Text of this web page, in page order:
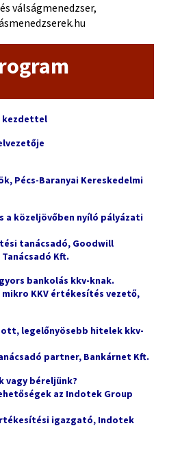
válságmenedzser,
kezdettel
Pécs-Baranyai Kereskedelmi
a közeljövőben nyíló pályázati
tanácsadó, Goodwill
Kft.
gyors bankolás kkv-knak.
mikro KKV értékesítés vezető,
legelőnyösebb hitelek kkv-
partner, Bankárnet Kft.
vagy béreljünk?
az Indotek Group
igazgató, Indotek